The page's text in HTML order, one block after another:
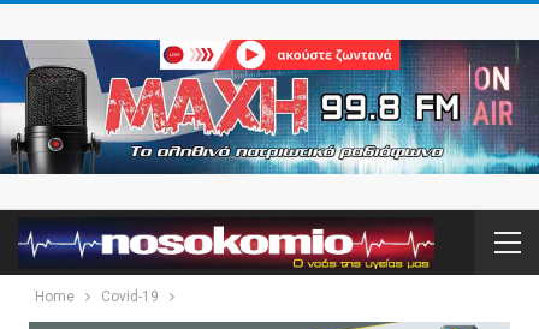
Home Covid-19